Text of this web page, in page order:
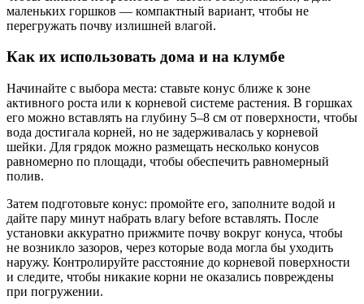
маленьких горшков — компактный вариант, чтобы не
перегружать почву излишней влагой.
Как их использовать дома и на клумбе
Начинайте с выбора места: ставьте конус ближе к зоне
активного роста или к корневой системе растения. В горшках
его можно вставлять на глубину 5–8 см от поверхности, чтобы
вода достигала корней, но не задерживалась у корневой
шейки. Для грядок можно размещать несколько конусов
равномерно по площади, чтобы обеспечить равномерный
полив.
Затем подготовьте конус: промойте его, заполните водой и
дайте пару минут набрать влагу before вставлять. После
установки аккуратно прижмите почву вокруг конуса, чтобы
не возникло зазоров, через которые вода могла бы уходить
наружу. Контролируйте расстояние до корневой поверхности
и следите, чтобы никакие корни не оказались повреждены
при погружении.